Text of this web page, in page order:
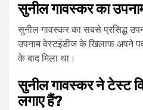
सुनील गावस्कर का
सुनील गावस्कर का सबसे प्रसिद्ध
उपनाम वेस्टइंडीज के खिलाफ अपने
के बाद मिला था।
सुनील गावस्कर ने टेस्ट
लगाए हैं?